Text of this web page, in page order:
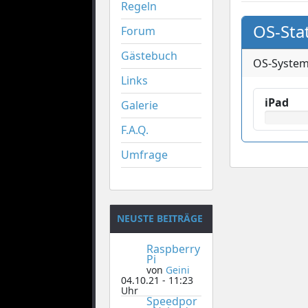
Regeln
Forum
Gästebuch
Links
Galerie
F.A.Q.
Umfrage
NEUSTE BEITRÄGE
Raspberry
Pi
von Geini
04.10.21 - 11:23
Uhr
Speedpor
OS-
OS-System
iPad